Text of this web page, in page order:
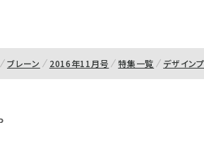
ブレーン 2016年11月号 特集一覧 デザイン